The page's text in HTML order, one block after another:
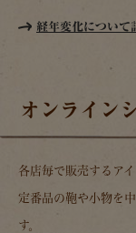
経年変化について
オンライン
各店毎で販売するア
定番品の鞄や小物を
す。